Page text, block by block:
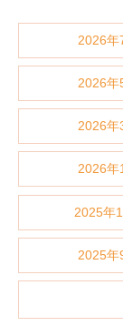
2026年
2026年
2026年
2026年
2025年
2025年